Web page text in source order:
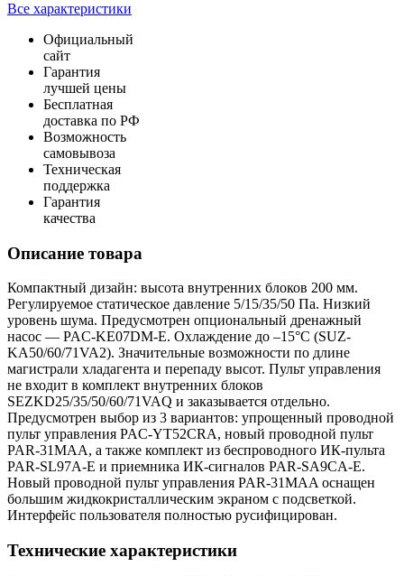
Все характеристики
Официальный
сайт
Гарантия
лучшей цены
Бесплатная
доставка по РФ
Возможность
самовывоза
Техническая
поддержка
Гарантия
качества
Описание товара
Компактный дизайн: высота внутренних блоков 200 мм.
Регулируемое статическое давление 5/15/35/50 Па. Низкий
уровень шума. Предусмотрен опциональный дренажный
насос — PAC-KE07DM-E. Охлаждение до –15°С (SUZ-
KA50/60/71VA2). Значительные возможности по длине
магистрали хладагента и перепаду высот. Пульт управления
не входит в комплект внутренних блоков
SEZKD25/35/50/60/71VAQ и заказывается отдельно.
Предусмотрен выбор из 3 вариантов: упрощенный проводной
пульт управления PAC-YT52CRA, новый проводной пульт
PAR-31MAA, а также комплект из беспроводного ИК-пульта
PAR-SL97A-E и приемника ИК-сигналов PAR-SA9CA-E.
Новый проводной пульт управления PAR-31MAA оснащен
большим жидкокристаллическим экраном с подсветкой.
Интерфейс пользователя полностью русифицирован.
Технические характеристики